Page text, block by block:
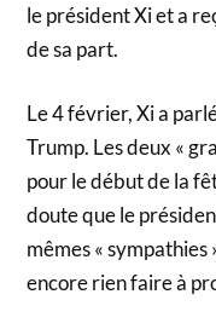
le président Xi et a
de sa part.
Le 4 février, Xi a
Trump. Les deux «
pour le début de la
doute que le
mêmes «
encore rien faire à